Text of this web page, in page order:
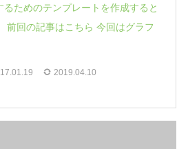
ためのテンプレートを作成すると
前回の記事はこちら 今回はグラフ
2019.04.10